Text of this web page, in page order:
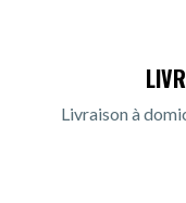
Livraison à